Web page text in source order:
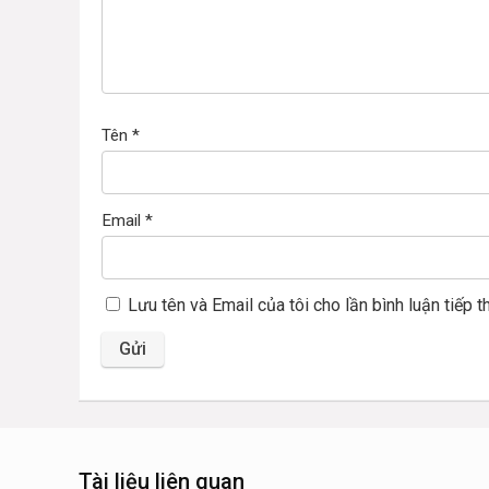
Tên *
Email *
Lưu tên và Email của tôi cho lần bình luận tiếp
Tài liệu liên quan